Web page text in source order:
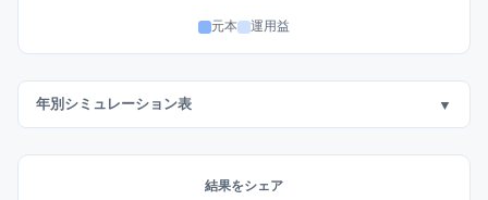
元本 運用益
年別シミュレーション表 ▼
結果をシェア